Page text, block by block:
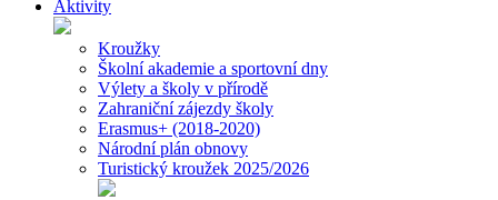
Aktivity
Kroužky
Školní akademie a sportovní dny
Výlety a školy v přírodě
Zahraniční zájezdy školy
Erasmus+ (2018-2020)
Národní plán obnovy
Turistický kroužek 2025/2026